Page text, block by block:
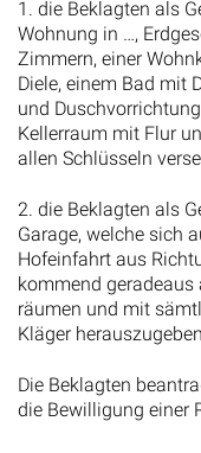
Wohnung in …,
Zimmern, einer
Diele, einem Bad mit
und
Kellerraum mit Flur
allen Schlüsseln
Garage, welche sich
Hofeinfahrt aus
kommend geradeaus
räumen und mit
Kläger
die Bewilligung einer